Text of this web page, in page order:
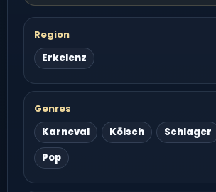
Region
Erkelenz
Genres
Karneval
Kölsch Schlager
Pop